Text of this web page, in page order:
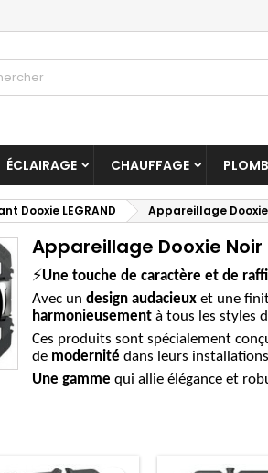
ÉCLAIRAGE CHAUFFAGE
Dooxie LEGRAND Appareillage Dooxie
Appareillage Dooxie Noir
⚡Une touche de caractère et de
Avec un design audacieux et une
harmonieusement à tous les styles
Ces produits sont spécialement
de modernité dans leurs
Une gamme qui allie élégance et
d'envies
nouvelle liste
((cancelText))
liste d'envies
Annuler Créer
être connecté pour ajouter des produits
Annuler